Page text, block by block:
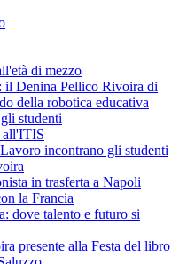
di mezzo
il Denina Pellico Rivoira di
della robotica educativa
studenti
all'ITIS
incontrano gli studenti
in trasferta a Napoli
la Francia
dove talento e futuro si
presente alla Festa del libro